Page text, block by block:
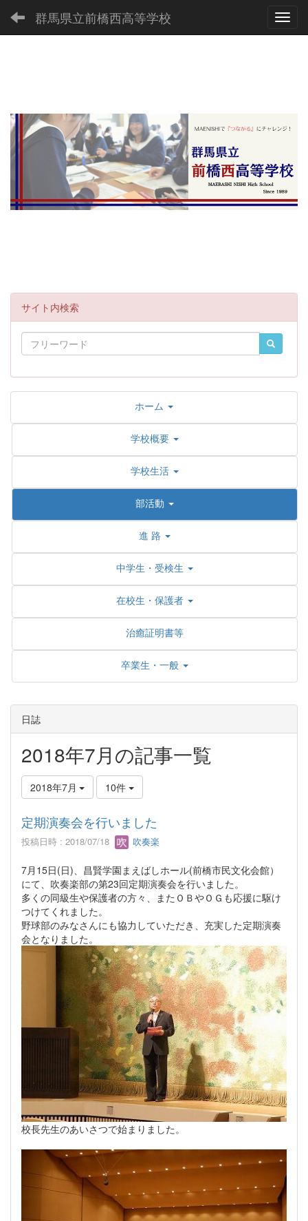
群馬県立前橋西高等学校
サイト内検索
ホーム
学校概要
学校生活
部活動
進 路
中学生・受検生
在校生・保護者
治癒証明書等
卒業生・一般
日誌
2018年7月の記事一覧
2018年7月 10件
定期演奏会を行いました
投稿日時 : 2018/07/18 吹奏楽
7月15日(日)、昌賢学園まえばしホール(前橋市民文化会館）
にて、吹奏楽部の第23回定期演奏会を行いました。
多くの同級生や保護者の方々、またＯＢやＯＧも応援に駆け
つけてくれました。
野球部のみなさんにも協力していただき、充実した定期演奏
会となりました。
校長先生のあいさつで始まりました。